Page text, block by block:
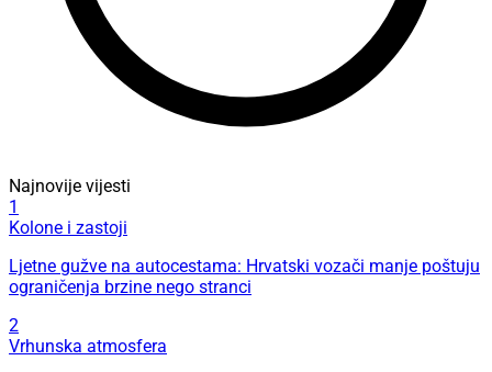
Najnovije vijesti
1
Kolone i zastoji
Ljetne gužve na autocestama: Hrvatski vozači manje poštuju
ograničenja brzine nego stranci
2
Vrhunska atmosfera